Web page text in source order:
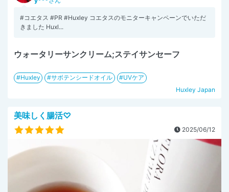
#コエタス #PR #Huxley コエタスのモニターキャンペーンでいただ
きました Huxl...
ウォータリーサンクリーム;ステイサンセーフ
Huxley サボテンシードオイル
UVケア
Huxley Japan
美味しく腸活♡
2025/06/12